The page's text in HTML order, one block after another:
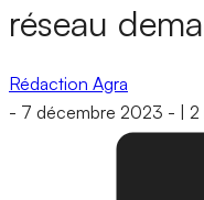
réseau
Rédaction Agra
- 7 décembre 2023 - 2